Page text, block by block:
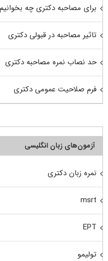
برای مصاحبه دکتری چه
تاثیر مصاحبه در قبولی دکتری
حد نصاب نمره مصاحبه دکتری
فرم صلاحیت عمومی دکتری
آزمون‌های زبان انگلیسی
نمره زبان دکتری
msrt
EPT
تولیمو